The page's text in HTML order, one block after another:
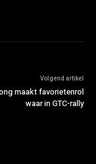
Volgend artikel
maakt favorietenrol
waar in GTC-rally